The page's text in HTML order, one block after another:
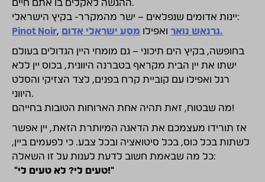
ההגשה לאקלים בו אתם חיים.
יינות אדומים שנפלאים – ישר מהמקרר- בקיץ הישראלי:
Pinot Noir, גרנאש נוארואפילו מסע ישראלי אדום.
בחופשה, בקיץ הים תיכוני – גם מומחי היין הגדולים בעולם
ישתו את יין הבית מקראף בטברנה היוונית, בכוס יין ללא
רגל ואפילו עם קוביית קרח בפנים, לצד הצזיקי והסלט
היווני.
מה שבטוח, זאת תהיה אחת הארוחות הטובות בחייהם!
אז תורידו מעצמכם את הדאגה המיותרת הזאת, יין אפשר
לשתות בכל כוס, בכל סיטואציה ובכל צבע. כי לפעמים ביין,
כל מה שבאמת חשוב לדעת לענות על זו השאלה:
"טעים לי? לא טעים לי!"